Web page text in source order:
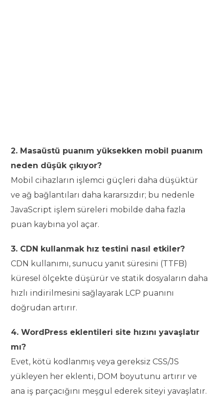
2. Masaüstü puanım yüksekken mobil puanım
neden düşük çıkıyor?
Mobil cihazların işlemci güçleri daha düşüktür
ve ağ bağlantıları daha kararsızdır; bu nedenle
JavaScript işlem süreleri mobilde daha fazla
puan kaybına yol açar.
3. CDN kullanmak hız testini nasıl etkiler?
CDN kullanımı, sunucu yanıt süresini (TTFB)
küresel ölçekte düşürür ve statik dosyaların daha
hızlı indirilmesini sağlayarak LCP puanını
doğrudan artırır.
4. WordPress eklentileri site hızını yavaşlatır
mı?
Evet, kötü kodlanmış veya gereksiz CSS/JS
yükleyen her eklenti, DOM boyutunu artırır ve
ana iş parçacığını meşgul ederek siteyi yavaşlatır.